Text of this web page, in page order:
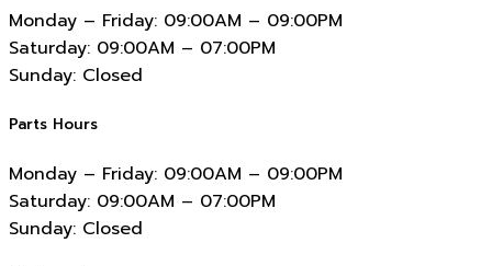
Monday – Friday: 09:00AM – 09:00PM
Saturday: 09:00AM – 07:00PM
Sunday: Closed
Parts Hours
Monday – Friday: 09:00AM – 09:00PM
Saturday: 09:00AM – 07:00PM
Sunday: Closed